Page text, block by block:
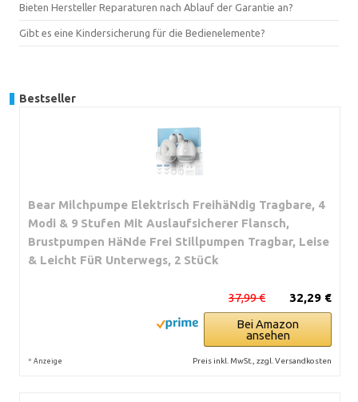
Bieten Hersteller Reparaturen nach Ablauf der Garantie an?
Gibt es eine Kindersicherung für die Bedienelemente?
Bestseller
Bear Milchpumpe Elektrisch FreihäNdig Tragbare, 4
Modi & 9 Stufen Mit Auslaufsicherer Flansch,
Brustpumpen HäNde Frei Stillpumpen Tragbar, Leise
& Leicht FüR Unterwegs, 2 StüCk
32,29 €
37,99 €
Bei Amazon
ansehen
* Anzeige Preis inkl. MwSt., zzgl. Versandkosten